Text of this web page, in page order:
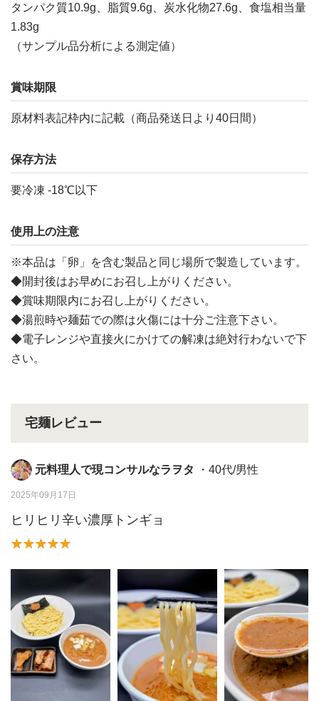
タンパク質10.9g、脂質9.6g、炭水化物27.6g、食塩相当量
1.83g
（サンプル品分析による測定値）
賞味期限
原材料表記枠内に記載（商品発送日より40日間）
保存方法
要冷凍 -18℃以下
使用上の注意
※本品は「卵」を含む製品と同じ場所で製造しています。
◆開封後はお早めにお召し上がりください。
◆賞味期限内にお召し上がりください。
◆湯煎時や麺茹での際は火傷には十分ご注意下さい。
◆電子レンジや直接火にかけての解凍は絶対行わないで下
さい。
宅麺レビュー
元料理人で現コンサルなラヲタ ・40代/男性
2025年09月17日
ヒリヒリ辛い濃厚トンギョ